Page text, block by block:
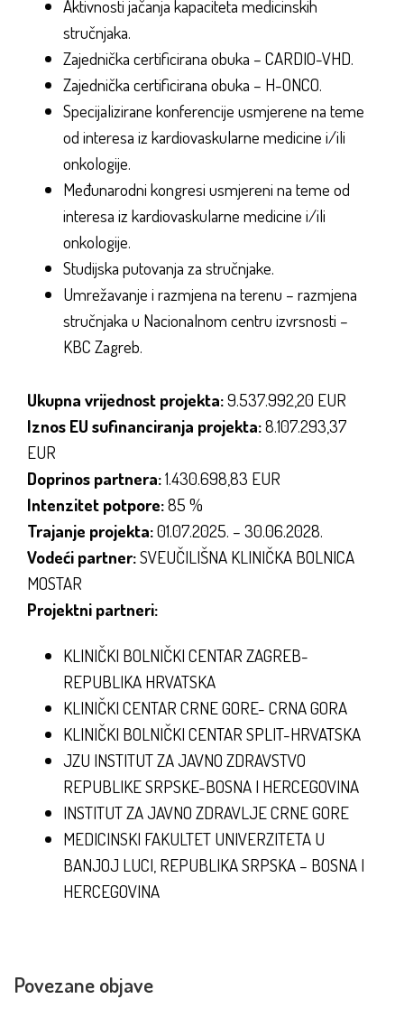
Aktivnosti jačanja kapaciteta medicinskih
stručnjaka.
Zajednička certificirana obuka – CARDIO-VHD.
Zajednička certificirana obuka – H-ONCO.
Specijalizirane konferencije usmjerene na teme
od interesa iz kardiovaskularne medicine i/ili
onkologije.
Međunarodni kongresi usmjereni na teme od
interesa iz kardiovaskularne medicine i/ili
onkologije.
Studijska putovanja za stručnjake.
Umrežavanje i razmjena na terenu – razmjena
stručnjaka u Nacionalnom centru izvrsnosti –
KBC Zagreb.
Ukupna vrijednost projekta:9.537.992,20 EUR
Iznos EU sufinanciranja projekta:8.107.293,37
EUR
Doprinos partnera:1.430.698,83 EUR
Intenzitet potpore:85 %
Trajanje projekta:01.07.2025. – 30.06.2028.
Vodeći partner:SVEUČILIŠNA KLINIČKA BOLNICA
MOSTAR
Projektni partneri:
KLINIČKI BOLNIČKI CENTAR ZAGREB-
REPUBLIKA HRVATSKA
KLINIČKI CENTAR CRNE GORE- CRNA GORA
KLINIČKI BOLNIČKI CENTAR SPLIT-HRVATSKA
JZU INSTITUT ZA JAVNO ZDRAVSTVO
REPUBLIKE SRPSKE-BOSNA I HERCEGOVINA
INSTITUT ZA JAVNO ZDRAVLJE CRNE GORE
MEDICINSKI FAKULTET UNIVERZITETA U
BANJOJ LUCI, REPUBLIKA SRPSKA – BOSNA I
HERCEGOVINA
Povezane objave